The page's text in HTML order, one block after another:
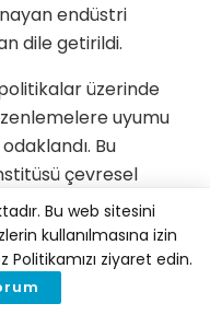
endüstri
dile getirildi.
üzerinde
uyumu
Bu
çevresel
etmeyi ve
de dahil olmak
karbon vergisinde
talep ediyor. Avrupa
Bu web sitesini
kullanılmasına izin
ziyaret edin.